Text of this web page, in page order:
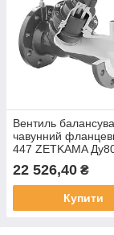
Вентиль
чавунний
447 ZETKAMA
22 526,40 ₴
Купити